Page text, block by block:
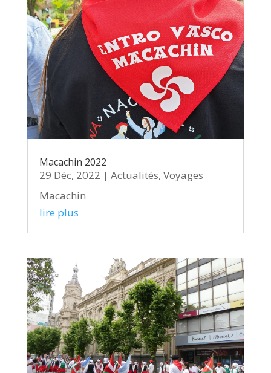
Macachin 2022
29 Déc, 2022 | Actualités, Voyages
Macachin
lire plus